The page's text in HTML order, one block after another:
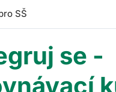
SŠ
se -